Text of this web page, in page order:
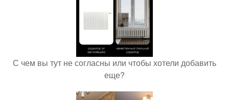
С чем вы тут не согласны или чтобы хотели добавить
еще?